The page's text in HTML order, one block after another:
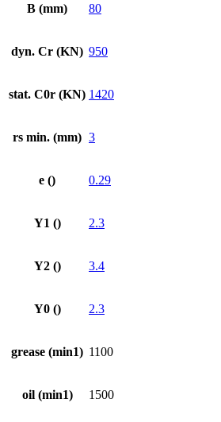
B (mm) 80
dyn. Cr (KN) 950
stat. C0r (KN) 1420
rs min. (mm) 3
e () 0.29
Y1 () 2.3
Y2 () 3.4
Y0 () 2.3
grease (min1) 1100
oil (min1) 1500